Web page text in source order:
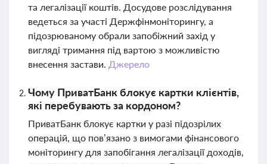
та легалізації коштів. Досудове розслідування
ведеться за участі Держфінмоніторингу, а
підозрюваному обрали запобіжний захід у
вигляді тримання під вартою з можливістю
внесення застави. Джерело
Чому ПриватБанк блокує картки клієнтів,
які перебувають за кордоном?
ПриватБанк блокує картки у разі підозрілих
операцій, що пов’язано з вимогами фінансового
моніторингу для запобігання легалізації доходів,